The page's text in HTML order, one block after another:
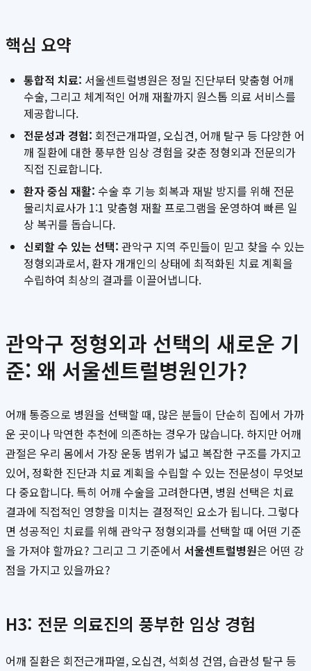
핵심 요약
통합적 치료: 서울센트럴병원은 정밀 진단부터 맞춤형 어깨
수술, 그리고 체계적인 어깨 재활까지 원스톱 의료 서비스를
제공합니다.
전문성과 경험: 회전근개파열, 오십견, 어깨 탈구 등 다양한 어
깨 질환에 대한 풍부한 임상 경험을 갖춘 정형외과 전문의가
직접 진료합니다.
환자 중심 재활: 수술 후 기능 회복과 재발 방지를 위해 전문
물리치료사가 1:1 맞춤형 재활 프로그램을 운영하여 빠른 일
상 복귀를 돕습니다.
신뢰할 수 있는 선택: 관악구 지역 주민들이 믿고 찾을 수 있는
정형외과로서, 환자 개개인의 상태에 최적화된 치료 계획을
수립하여 최상의 결과를 이끌어냅니다.
관악구 정형외과 선택의 새로운 기
준: 왜 서울센트럴병원인가?
어깨 통증으로 병원을 선택할 때, 많은 분들이 단순히 집에서 가까
운 곳이나 막연한 추천에 의존하는 경우가 많습니다. 하지만 어깨
관절은 우리 몸에서 가장 운동 범위가 넓고 복잡한 구조를 가지고
있어, 정확한 진단과 치료 계획을 수립할 수 있는 전문성이 무엇보
다 중요합니다. 특히 어깨 수술을 고려한다면, 병원 선택은 치료
결과에 직접적인 영향을 미치는 결정적인 요소가 됩니다. 그렇다
면 성공적인 치료를 위해 관악구 정형외과를 선택할 때 어떤 기준
을 가져야 할까요? 그리고 그 기준에서 서울센트럴병원은 어떤 강
점을 가지고 있을까요?
H3: 전문 의료진의 풍부한 임상 경험
어깨 질환은 회전근개파열, 오십견, 석회성 건염, 습관성 탈구 등